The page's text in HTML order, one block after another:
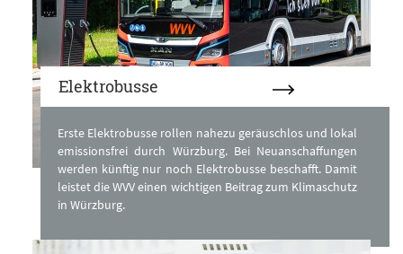
Elektrobusse
Erste Elektrobusse rollen nahezu geräuschlos und lokal
emissionsfrei durch Würzburg. Bei Neuanschaffungen
werden künftig nur noch Elektrobusse beschafft. Damit
leistet die WVV einen wichtigen Beitrag zum Klimaschutz
in Würzburg.